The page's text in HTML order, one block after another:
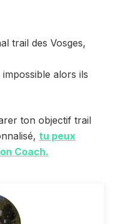
trail des Vosges,
impossible alors ils
ton objectif trail
tu peux
Coach.